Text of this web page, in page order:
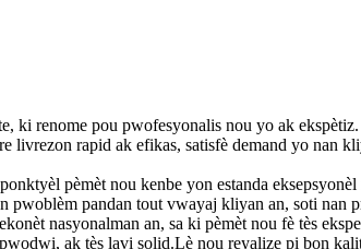
ki renome pou pwofesyonalis nou yo ak ekspètiz.
rapid ak efikas, satisfè demand yo nan
pèmèt nou kenbe yon estanda eksepsyonèl
pandan tout vwayaj kliyan an, soti nan
nasyonalman an, sa ki pèmèt nou fè tès
ak tès lavi solid.Lè nou reyalize pi bon